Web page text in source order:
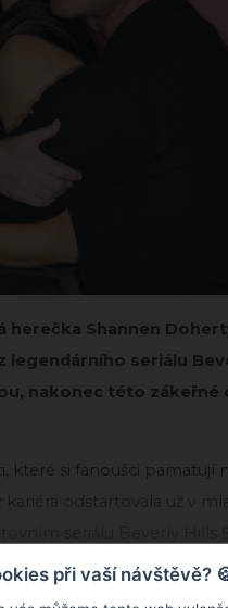
herečka Shannen
legendárního seriálu
nakonec této zákeřné
si fanoušci pamatují
stopu v
při vaší návštěvě?